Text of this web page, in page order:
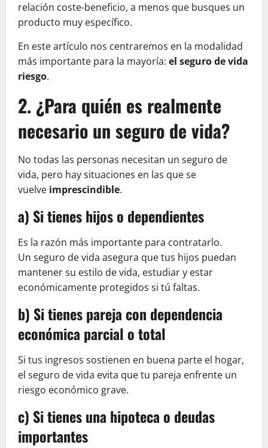
relación coste-beneficio, a menos que busques un
producto muy específico.
En este artículo nos centraremos en la modalidad
más importante para la mayoría: el seguro de vida
riesgo.
2. ¿Para quién es realmente
necesario un seguro de vida?
No todas las personas necesitan un seguro de
vida, pero hay situaciones en las que se
vuelve imprescindible.
a) Si tienes hijos o dependientes
Es la razón más importante para contratarlo.
Un seguro de vida asegura que tus hijos puedan
mantener su estilo de vida, estudiar y estar
económicamente protegidos si tú faltas.
b) Si tienes pareja con dependencia
económica parcial o total
Si tus ingresos sostienen en buena parte el hogar,
el seguro de vida evita que tu pareja enfrente un
riesgo económico grave.
c) Si tienes una hipoteca o deudas
importantes